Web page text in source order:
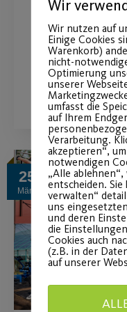
auch ohne
25
März
Wir
Wir nutzen auf
Einige Cookies
Warenkorb)
nicht-
Optimierung
unserer
umfasst die
auf Ihrem
Verarbeitung.
akzeptieren“,
notwendigen
„Alle
entscheiden.
verwalten“
uns
und deren
die
Cookies auch
(z.B. in der
auf unserer